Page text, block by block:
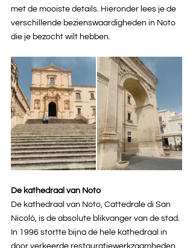
met de mooiste details. Hieronder lees je de
verschillende bezienswaardigheden in Noto
die je bezocht wilt hebben.
De kathedraal van Noto
De kathedraal van Noto, Cattedrale di San
Nicolò, is de absolute blikvanger van de stad.
In 1996 stortte bijna de hele kathedraal in
door verkeerde restauratiewerkzaamheden.